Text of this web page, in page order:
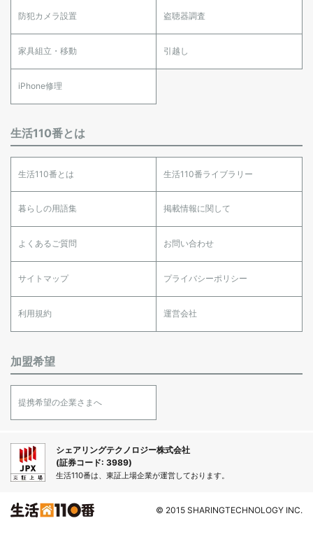
防犯カメラ設置 盗聴器調査
家具組立・移動 引越し
iPhone修理
生活110番とは
生活110番とは 生活110番ライブラリー
暮らしの用語集 掲載情報に関して
よくあるご質問 お問い合わせ
サイトマップ プライバシーポリシー
利用規約 運営会社
加盟希望
提携希望の企業さまへ
シェアリングテクノロジー株式会社
(証券コード: 3989)
生活110番は、東証上場企業が運営しております。
© 2015 SHARINGTECHNOLOGY INC.